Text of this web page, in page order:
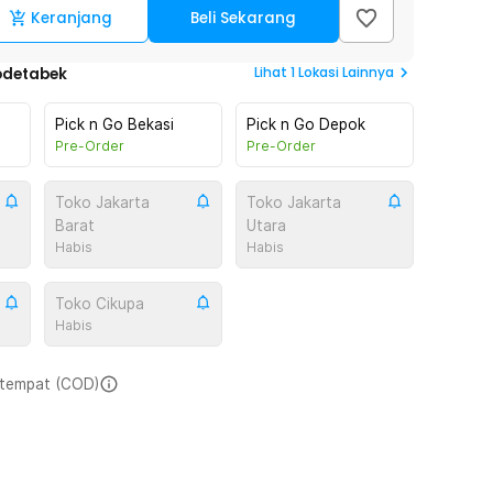
Keranjang Beli Sekarang
Lihat 1Lokasi Lainnya
Pick n Go Bekasi
Pre-Order
Pick n Go Depok
Pre-Order
Toko Jakarta
Barat
Habis
Toko Jakarta
Utara
Habis
Toko Cikupa
Habis
(COD)